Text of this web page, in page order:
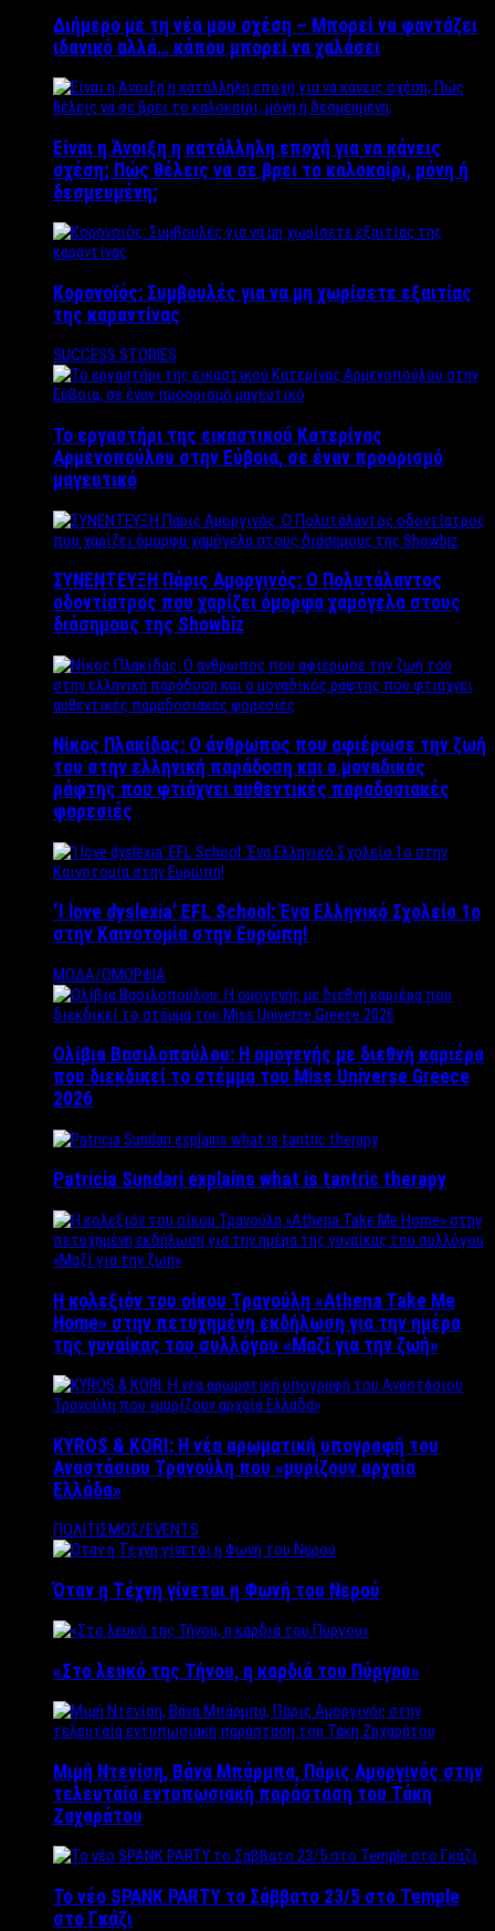
Διήμερο με τη νέα μου σχέση – Μπορεί να φαντάζει
ιδανικό αλλά… κάπου μπορεί να χαλάσει
Είναι η Άνοιξη η κατάλληλη εποχή για να κάνεις
σχέση; Πώς θέλεις να σε βρει το καλοκαίρι, μόνη ή
δεσμευμένη;
Κορονοϊός: Συμβουλές για να μη χωρίσετε εξαιτίας
της καραντίνας
SUCCESS STORIES
Το εργαστήρι της εικαστικού Κατερίνας
Αρμενοπούλου στην Εύβοια, σε έναν προορισμό
μαγευτικό
ΣΥΝΕΝΤΕΥΞΗ Πάρις Αμοργινός: O Πολυτάλαντος
οδοντίατρος που χαρίζει όμορφα χαμόγελα στους
διάσημους της Showbiz
Νίκος Πλακίδας: O άνθρωπος που αφιέρωσε την ζωή
του στην ελληνική παράδοση και ο μοναδικός
ράφτης που φτιάχνει αυθεντικές παραδοσιακές
φορεσιές
‘Ι love dyslexia’ EFL School: Ένα Ελληνικό Σχολείo 1ο
στην Καινοτομία στην Ευρώπη!
ΜΟΔΑ/ΟΜΟΡΦΙΑ
Ολίβια Βασιλοπούλου: Η ομογενής με διεθνή καριέρα
που διεκδικεί το στέμμα του Miss Universe Greece
2026
Patricia Sundari explains what is tantric therapy
Η κολεξιόν του οίκου Τρανούλη «Athena Take Me
Home» στην πετυχημένη εκδήλωση για την ημέρα
της γυναίκας του συλλόγου «Μαζί για την ζωή»
KYROS & KORI: Η νέα αρωματική υπογραφή του
Αναστάσιου Τρανούλη που «μυρίζουν αρχαία
Ελλάδα»
ΠΟΛΙΤΙΣΜΟΣ/EVENTS
Όταν η Τέχνη γίνεται η Φωνή του Νερού
«Στο λευκό της Τήνου, η καρδιά του Πύργου»
Μιμή Ντενίση, Βάνα Μπάρμπα, Πάρις Αμοργινός στην
τελευταία εντυπωσιακή παράσταση του Τάκη
Ζαχαράτου
Το νέο SPANK PARTY το Σάββατο 23/5 στο Temple
στο Γκάζι